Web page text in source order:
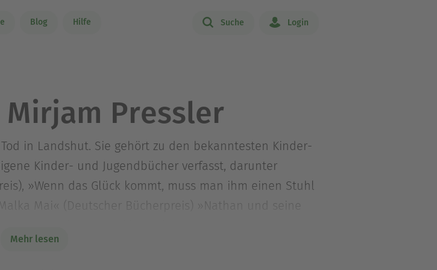
Blog Hilfe Suche Login
Pressler
in Landshut. Sie gehört zu den bekanntesten Kinder-
Kinder- und Jugendbücher verfasst, darunter
»Wenn das Glück kommt, muss man ihm einen Stuhl
Mai« (Deutscher Bücherpreis) »Nathan und seine
so«. Außerdem übersetze sie viele Bücher aus dem
Mehr lesen